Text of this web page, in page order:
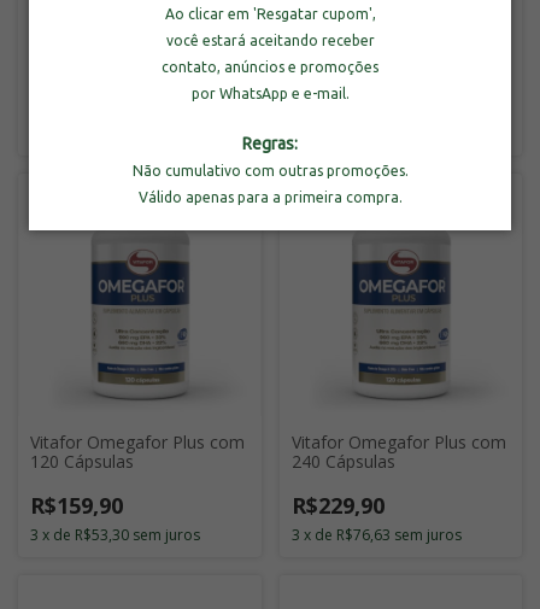
Ao clicar em 'Resgatar cupom',
você estará aceitando receber
contato, anúncios e promoções
por WhatsApp e e-mail.
Regras:
Não cumulativo com outras promoções.
Válido apenas para a primeira compra.
Combo 3un de Omegafor
Plus com 120 Cápsulas
R$479,70
Vitafor Coenzima Q10
200mg com 120 Cápsulas
R$209,90
Vitafor Omegafor Plus com
120 Cápsulas
R$159,90
3 x de R$53,30 sem juros
Vitafor Omegafor Plus com
240 Cápsulas
R$229,90
3 x de R$76,63 sem juros